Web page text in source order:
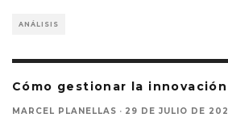
ANÁLISIS
Cómo gestionar la
MARCEL PLANELLAS · 29 DE JULIO DE